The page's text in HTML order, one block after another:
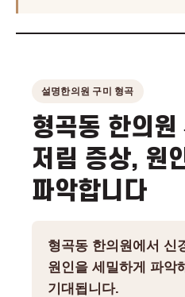
설명한의원 구미 형곡
형곡동 한의
저림 증상, 원
파악합니다
형곡동 한의원에서 신
원인을 세밀하게 파악
기대됩니다.